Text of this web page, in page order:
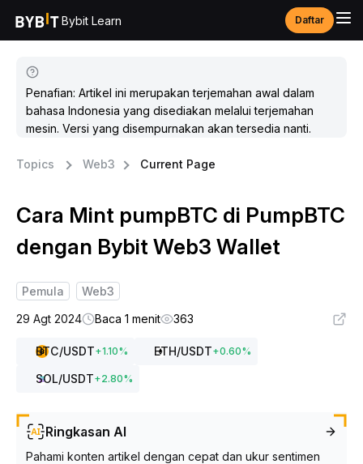
Bybit Learn Daftar
Penafian: Artikel ini merupakan terjemahan awal dalam
bahasa Indonesia yang disediakan melalui terjemahan
mesin. Versi yang disempurnakan akan tersedia nanti.
Topics Web3 Current Page
Cara Mint pumpBTC di PumpBTC
dengan Bybit Web3 Wallet
Pemula
Web3
29 Agt 2024
Baca 1 menit 363
BTC/USDT+1.10% ETH/USDT+0.60%
SOL/USDT+2.80%
Ringkasan AI
Pahami konten artikel dengan cepat dan ukur sentimen